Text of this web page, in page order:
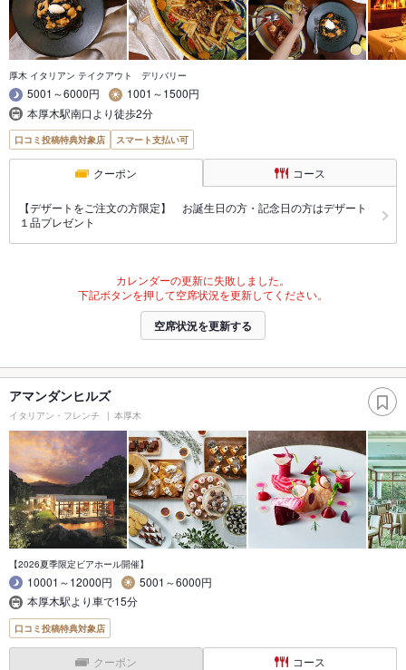
厚木 イタリアン テイクアウト デリバリー
5001～6000円
1001～1500円
本厚木駅南口より徒歩2分
口コミ投稿特典対象店 スマート支払い可
クーポン コース
【デザートをご注文の方限定】 お誕生日の方・記念日の方はデザート
１品プレゼント
カレンダーの更新に失敗しました。
下記ボタンを押して空席状況を更新してください。
空席状況を更新する
アマンダンヒルズ
イタリアン・フレンチ 本厚木
【2026夏季限定ビアホール開催】
10001～12000円
5001～6000円
本厚木駅より車で15分
口コミ投稿特典対象店
クーポン コース